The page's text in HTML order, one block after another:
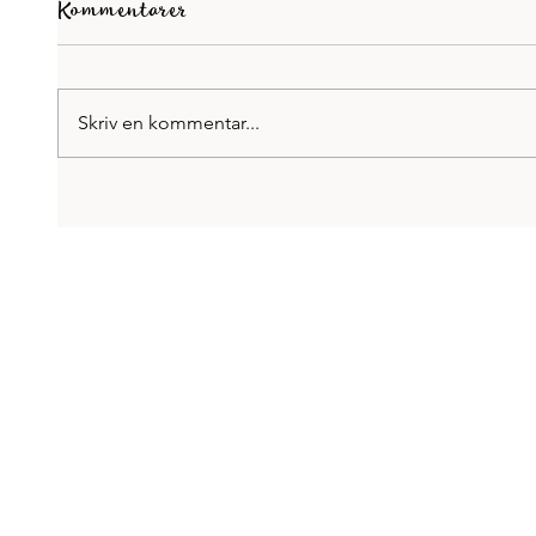
Bloggar på Allas Vi
Kommentarer
Skriv en kommentar...